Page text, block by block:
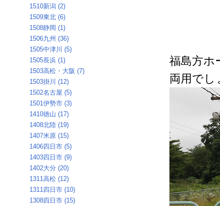
福島方ホ
両用でし
1510新潟 (2)
1509東北 (6)
1508静岡 (1)
1506九州 (36)
1505中津川 (5)
1505長浜 (1)
1503高松・大阪 (7)
1503掛川 (12)
1502名古屋 (5)
1501伊勢市 (3)
1410徳山 (17)
1408北陸 (19)
1407米原 (15)
1406四日市 (5)
1403四日市 (9)
1402大分 (20)
1311高松 (12)
1311四日市 (10)
1308四日市 (15)